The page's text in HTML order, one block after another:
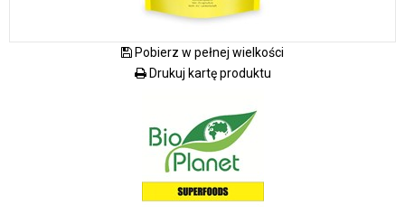
Pobierz w pełnej wielkości
Drukuj kartę produktu